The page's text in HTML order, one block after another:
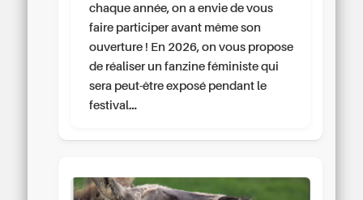
chaque année, on a envie de vous
faire participer avant même son
ouverture ! En 2026, on vous propose
de réaliser un fanzine féministe qui
sera peut-être exposé pendant le
festival…